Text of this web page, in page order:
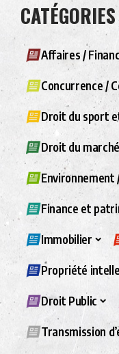
CATÉGORIES
Affaires /
Concurrence /
Droit du sport
Droit du
Environnement
Finance et
Immobilier
Propriété
Droit Public
Transmission